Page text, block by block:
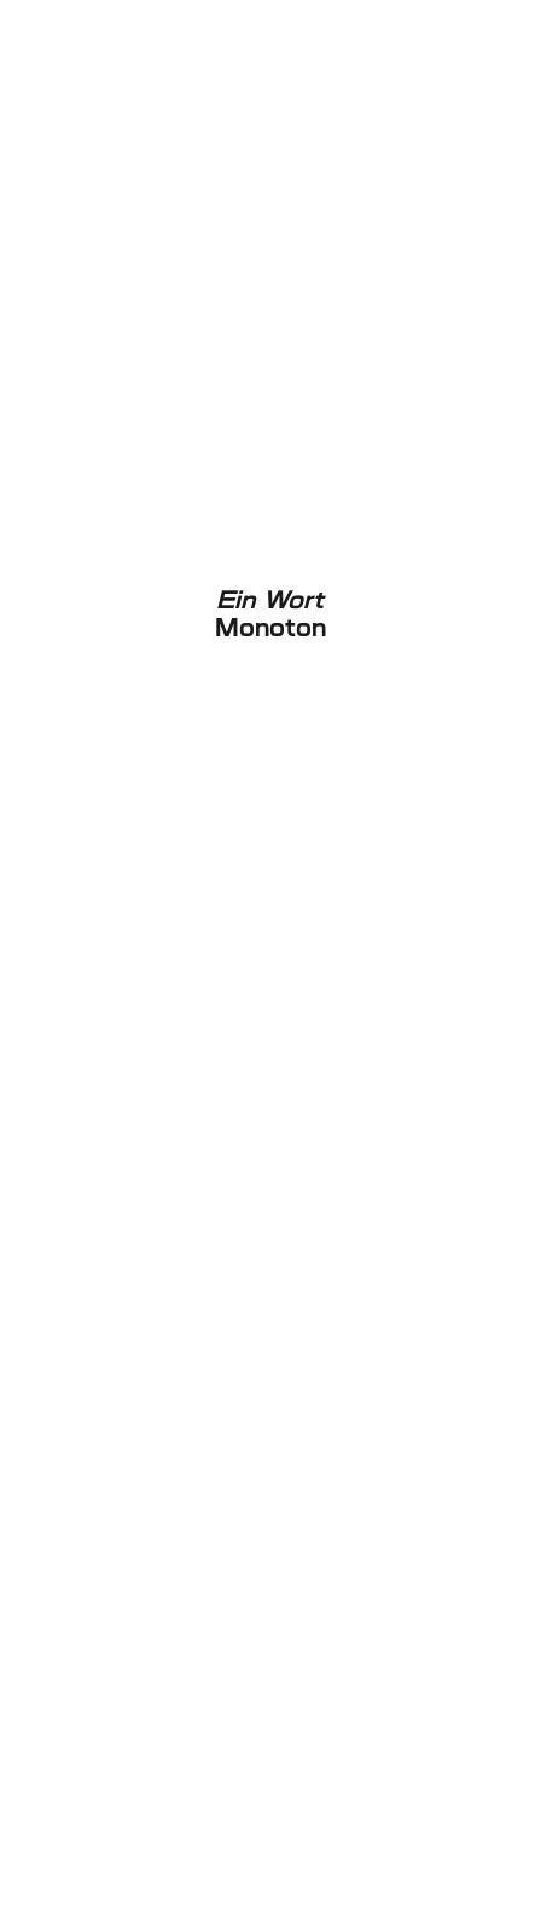
Ein Wort
Monoton